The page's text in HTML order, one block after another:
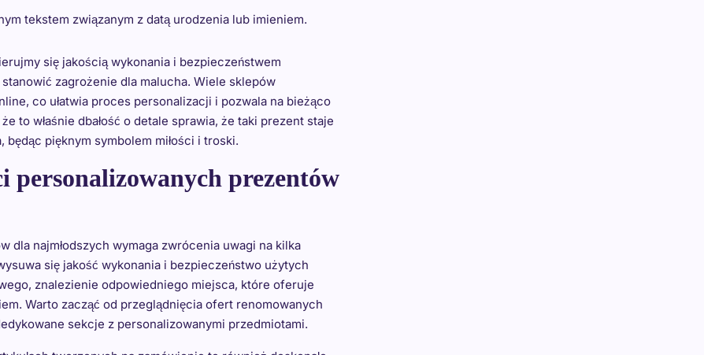
tekstem związanym z datą urodzenia lub imieniem.
się jakością wykonania i bezpieczeństwem
zagrożenie dla malucha. Wiele sklepów
co ułatwia proces personalizacji i pozwala na bieżąco
to właśnie dbałość o detale sprawia, że taki prezent staje
będąc pięknym symbolem miłości i troski.
personalizowanych prezentów
najmłodszych wymaga zwrócenia uwagi na kilka
się jakość wykonania i bezpieczeństwo użytych
znalezienie odpowiedniego miejsca, które oferuje
Warto zacząć od przeglądnięcia ofert renomowanych
sekcje z personalizowanymi przedmiotami.